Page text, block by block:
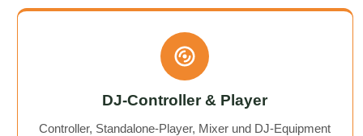
DJ-Controller & Player
Controller, Standalone-Player, Mixer und DJ-Equipment